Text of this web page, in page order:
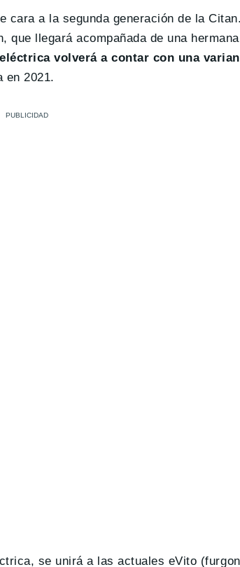
a la segunda generación de la
llegará acompañada de una
volverá a contar con una
en 2021.
se unirá a las actuales eVito